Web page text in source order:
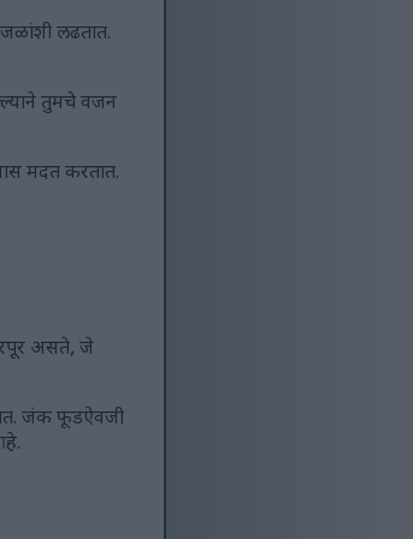
लढतात.
तुमचे वजन
मदत करतात.
असते, जे
जंक फूडऐवजी